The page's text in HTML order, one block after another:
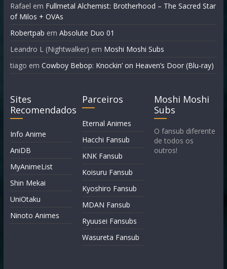
Rafael em Fullmetal Alchemist: Brotherhood – The Sacred Star
of Milos + OVAs
Robertpab em Absolute Duo 01
Leandro L (Nightwalker) em Moshi Moshi Subs
tiago em Cowboy Bebop: Knockin’ on Heaven’s Door (Blu-ray)
Sites
Recomendados
Info Anime
AniDB
MyAnimeList
Shin Mekai
UniOtaku
Ninoto Animes
Parceiros
Eternal Animes
Hacchi Fansub
KNK Fansub
Koisuru Fansub
Kyoshiro Fansub
MDAN Fansub
Ryuusei Fansubs
Wasureta Fansub
Moshi Moshi
Subs
O fansub diferente
de todos os
outros!